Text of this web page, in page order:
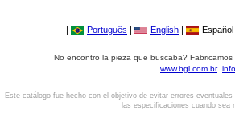
| Português | English | Español
No encontro la pieza que buscaba?
www.bgl.com.br
Este catálogo fue hecho con el objetivo de evitar errores
las especificaciones cuando sea